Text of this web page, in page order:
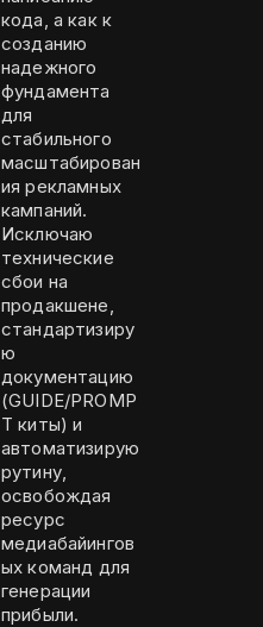
кода, а как к
созданию
надежного
фундамента
для
стабильного
масштабирован
ия рекламных
кампаний.
Исключаю
технические
сбои на
продакшене,
стандартизиру
ю
документацию
(GUIDE/PROMP
T киты) и
автоматизирую
рутину,
освобождая
ресурс
медиабайингов
ых команд для
генерации
прибыли.